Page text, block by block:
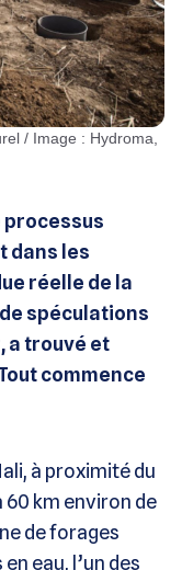
processus
dans les
réelle de la
spéculations
a trouvé et
commence
à proximité du
60 km environ de
de forages
eau, l’un des